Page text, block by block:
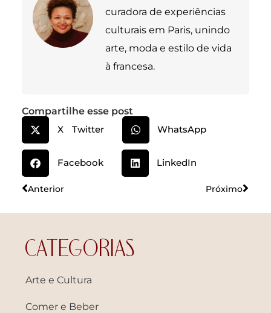
curadora de experiências
culturais em Paris, unindo
arte, moda e estilo de vida
à francesa.
Compartilhe esse post
X Twitter
WhatsApp
Facebook LinkedIn
Anterior Próximo
CATEGORIAS
Arte e Cultura
Comer e Beber